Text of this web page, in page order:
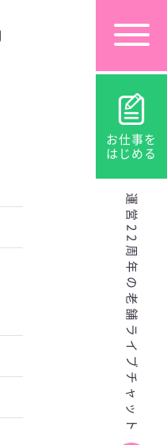
お仕事を
はじめる
運営22周年の老舗ライブチャット